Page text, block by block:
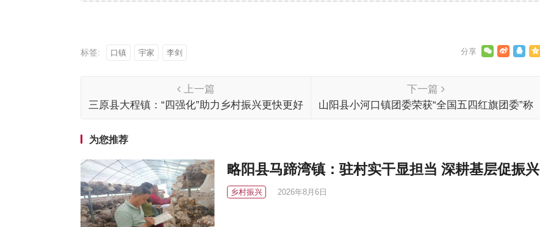
标签: 口镇 宇家 李剑
上一篇
三原县大程镇：“四强化”助力乡村振兴更快更好
下一篇
山阳县小河口镇团委荣获“全国五四红旗团委”称
为您推荐
略阳县马蹄湾镇：驻村实干显担当 深耕基层促振兴
乡村振兴 2026年8月6日